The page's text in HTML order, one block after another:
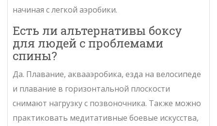
начиная с легкой аэробики.
Есть ли альтернативы боксу
для людей с проблемами
спины?
Да. Плавание, аквааэробика, езда на велосипеде
и плавание в горизонтальной плоскости
снимают нагрузку с позвоночника. Также можно
практиковать медитативные боевые искусства,